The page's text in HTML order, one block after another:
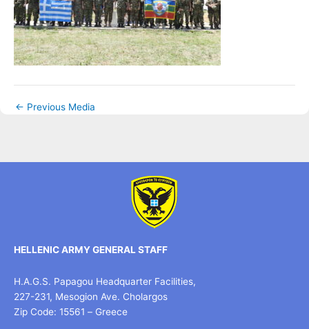
← Previous Media
HELLENIC ARMY GENERAL STAFF
H.A.G.S. Papagou Headquarter Facilities,
227-231, Mesogion Ave. Cholargos
Zip Code: 15561 – Greece